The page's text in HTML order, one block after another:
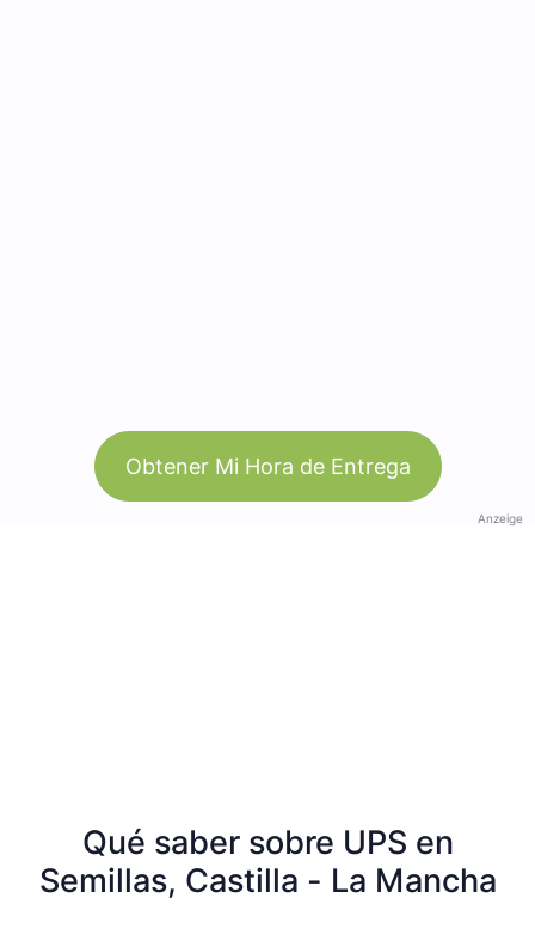
Obtener Mi Hora de Entrega
Anzeige
Qué saber sobre UPS en
Semillas, Castilla - La Mancha